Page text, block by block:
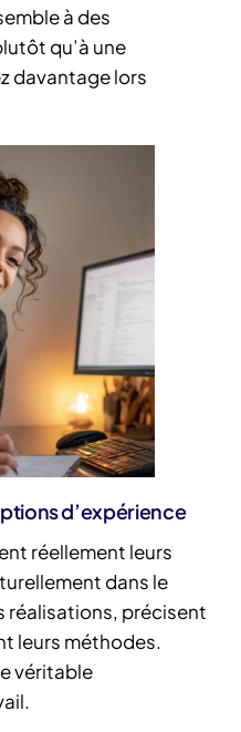
à des
qu’à une
davantage lors
d’expérience
réellement leurs
dans le
réalisations, précisent
leurs méthodes.
véritable